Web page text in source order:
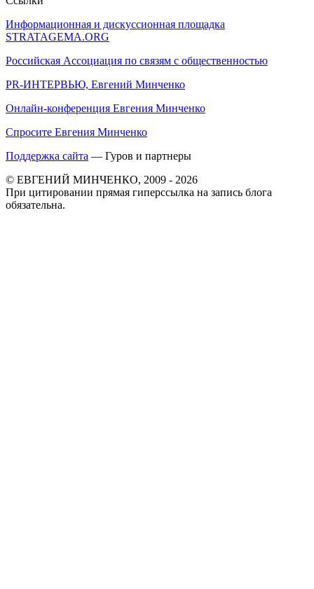
Информационная и дискуссионная площадка
STRATAGEMA.ORG
Российская Ассоциация по связям с общественностью
PR-ИНТЕРВЬЮ, Евгений Минченко
Онлайн-конференция Евгения Минченко
Спросите Евгения Минченко
Поддержка сайта — Гуров и партнеры
© ЕВГЕНИЙ МИНЧЕНКО, 2009 - 2026
При цитировании прямая гиперссылка на запись блога
обязательна.